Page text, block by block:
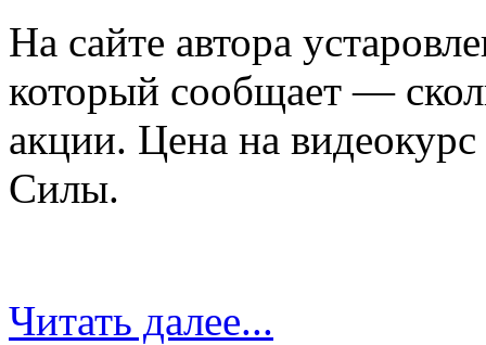
На сайте автора
который сообщает —
акции. Цена на
Силы.
Читать далее...